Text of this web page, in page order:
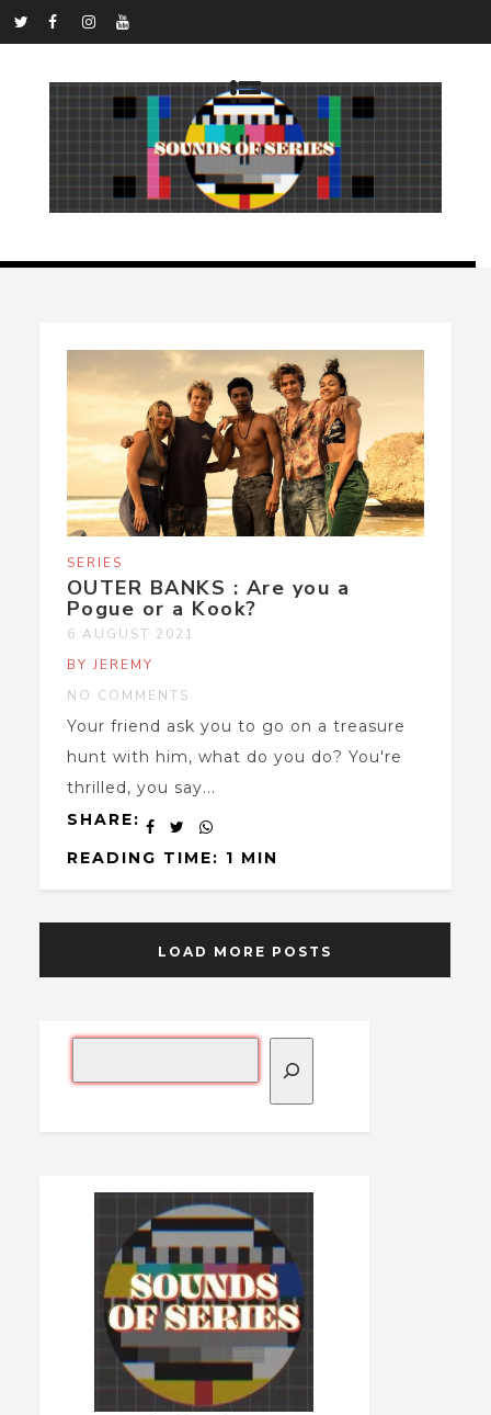
SERIES
OUTER BANKS : Are you a
Pogue or a Kook?
6 AUGUST 2021
BY JEREMY
NO COMMENTS
Your friend ask you to go on a treasure
hunt with him, what do you do? You're
thrilled, you say...
SHARE:
READING TIME: 1 MIN
LOAD MORE POSTS